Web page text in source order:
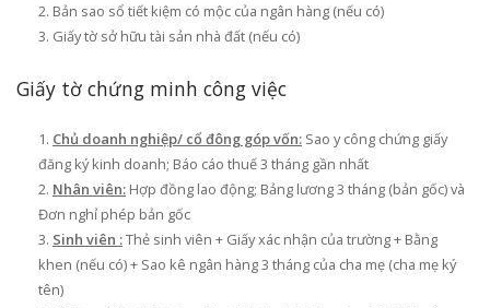
Bản sao sổ tiết kiệm có mộc của ngân hàng (nếu có)
Giấy tờ sở hữu tài sản nhà đất (nếu có)
Giấy tờ chứng minh công việc
Chủ doanh nghiệp/ cổ đông góp vốn: Sao y công chứng giấy
đăng ký kinh doanh; Báo cáo thuế 3 tháng gần nhất
Nhân viên: Hợp đồng lao động; Bảng lương 3 tháng (bản gốc) và
Đơn nghỉ phép bản gốc
Sinh viên :Thẻ sinh viên + Giấy xác nhận của trường + Bằng
khen (nếu có) + Sao kê ngân hàng 3 tháng của cha mẹ (cha mẹ ký
tên)